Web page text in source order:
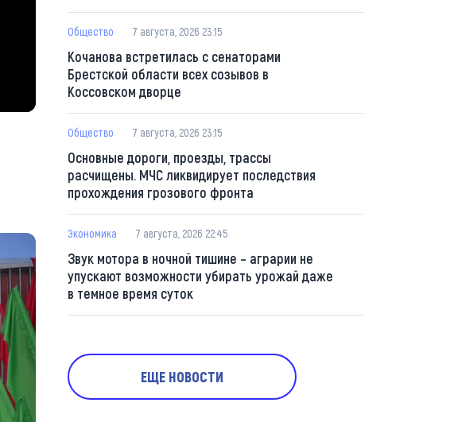
Общество 7 августа, 2026 23:15
Кочанова встретилась с сенаторами
Брестской области всех созывов в
Коссовском дворце
Общество 7 августа, 2026 23:15
Основные дороги, проезды, трассы
расчищены. МЧС ликвидирует последствия
прохождения грозового фронта
Экономика 7 августа, 2026 22:45
Звук мотора в ночной тишине – аграрии не
упускают возможности убирать урожай даже
в темное время суток
ЕЩЕ НОВОСТИ